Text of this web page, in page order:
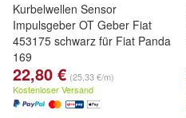
Kurbelwellen Sensor
Impulsgeber OT Geber Fiat
453175 schwarz für Fiat Panda
169
22,80 € (25,33 €/m)
Kostenloser Versand